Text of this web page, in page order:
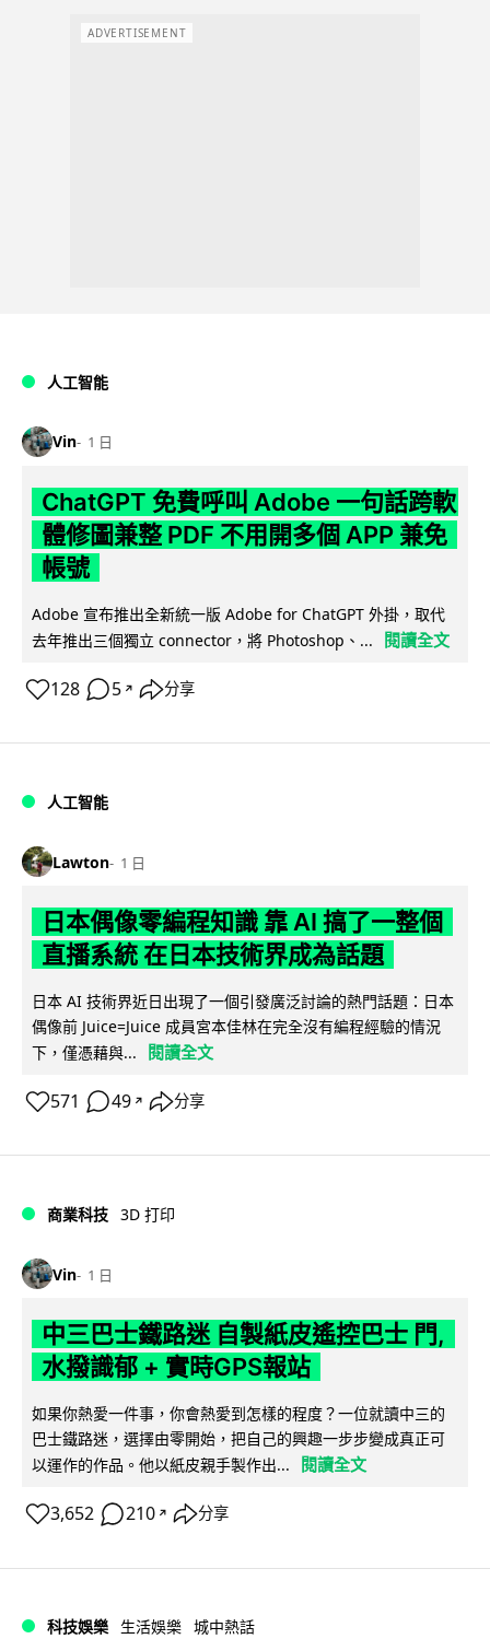
ADVERTISEMENT
人工智能
Vin 1 日
ChatGPT 免費呼叫 Adobe 一句話跨軟
體修圖兼整 PDF 不用開多個 APP 兼免
帳號
Adobe 宣布推出全新統一版 Adobe for ChatGPT 外掛，取代
去年推出三個獨立 connector，將 Photoshop、...
閱讀全文
128 5 ↗ 分享
人工智能
Lawton 1 日
日本偶像零編程知識 靠 AI 搞了一整個
直播系統 在日本技術界成為話題
日本 AI 技術界近日出現了一個引發廣泛討論的熱門話題：日本
偶像前 Juice=Juice 成員宮本佳林在完全沒有編程經驗的情況
下，僅憑藉與...
閱讀全文
571 49 ↗ 分享
商業科技 3D 打印
Vin 1 日
中三巴士鐵路迷 自製紙皮遙控巴士 門,
水撥識郁 + 實時GPS報站
如果你熱愛一件事，你會熱愛到怎樣的程度？一位就讀中三的
巴士鐵路迷，選擇由零開始，把自己的興趣一步步變成真正可
以運作的作品。他以紙皮親手製作出...
閱讀全文
3,652 210 ↗ 分享
科技娛樂 生活娛樂 城中熱話